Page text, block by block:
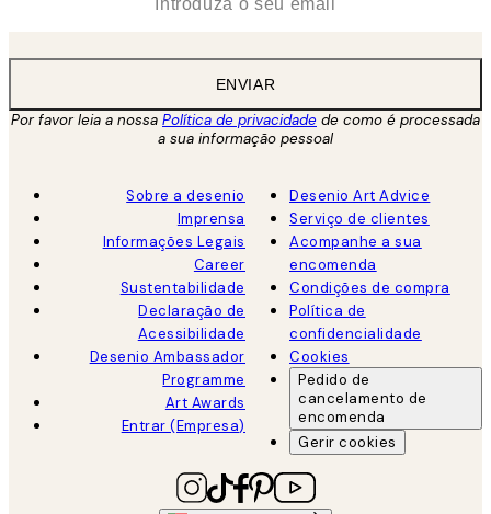
ENVIAR
Por favor leia a nossa Política de privacidade de como é processada
a sua informação pessoal
Sobre a desenio
Imprensa
Informações Legais
Career
Sustentabilidade
Declaração de
Acessibilidade
Desenio Ambassador
Programme
Art Awards
Entrar (Empresa)
Desenio Art Advice
Serviço de clientes
Acompanhe a sua
encomenda
Condições de compra
Política de
confidencialidade
Cookies
Pedido de
cancelamento de
encomenda
Gerir cookies